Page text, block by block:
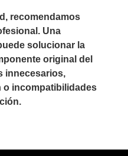
recomendamos
Una
solucionar la
original del
innecesarios,
o incompatibilidades